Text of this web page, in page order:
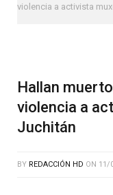
violencia a activista
Hallan
violencia a
Juchitán
BY REDACCIÓN HD ON 11/